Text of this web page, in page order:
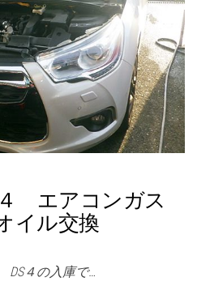
エアコンガス
イル交換
４の入庫で…